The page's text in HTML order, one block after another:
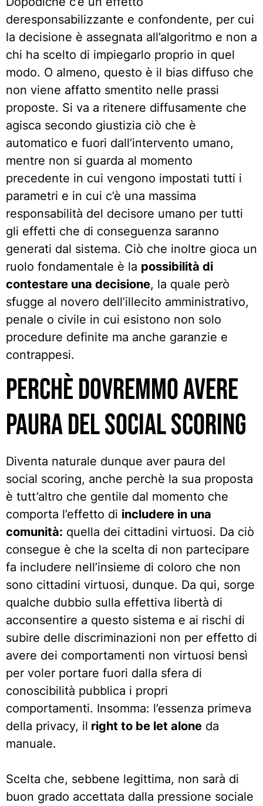
deresponsabilizzante e confondente, per cui
la decisione è assegnata all’algoritmo e non a
chi ha scelto di impiegarlo proprio in quel
modo. O almeno, questo è il bias diffuso che
non viene affatto smentito nelle prassi
proposte. Si va a ritenere diffusamente che
agisca secondo giustizia ciò che è
automatico e fuori dall’intervento umano,
mentre non si guarda al momento
precedente in cui vengono impostati tutti i
parametri e in cui c’è una massima
responsabilità del decisore umano per tutti
gli effetti che di conseguenza saranno
generati dal sistema. Ciò che inoltre gioca un
ruolo fondamentale è la possibilità di
contestare una decisione, la quale però
sfugge al novero dell’illecito amministrativo,
penale o civile in cui esistono non solo
procedure definite ma anche garanzie e
contrappesi.
Perchè dovremmo avere
paura del social scoring
Diventa naturale dunque aver paura del
social scoring, anche perchè la sua proposta
è tutt’altro che gentile dal momento che
comporta l’effetto di includere in una
comunità: quella dei cittadini virtuosi. Da ciò
consegue è che la scelta di non partecipare
fa includere nell’insieme di coloro che non
sono cittadini virtuosi, dunque. Da qui, sorge
qualche dubbio sulla effettiva libertà di
acconsentire a questo sistema e ai rischi di
subire delle discriminazioni non per effetto di
avere dei comportamenti non virtuosi bensì
per voler portare fuori dalla sfera di
conoscibilità pubblica i propri
comportamenti. Insomma: l’essenza primeva
della privacy, il right to be let alone da
manuale.
Scelta che, sebbene legittima, non sarà di
buon grado accettata dalla pressione sociale